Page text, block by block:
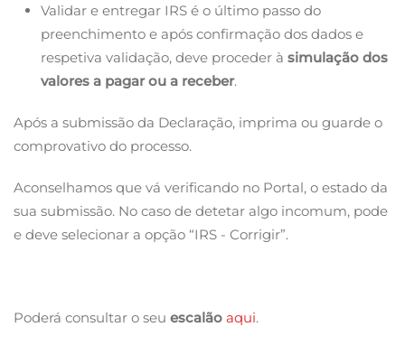
Validar e entregar IRS é o último passo do
preenchimento e após confirmação dos dados e
respetiva validação, deve proceder à simulação dos
valores a pagar ou a receber.
Após a submissão da Declaração, imprima ou guarde o
comprovativo do processo.
Aconselhamos que vá verificando no Portal, o estado da
sua submissão. No caso de detetar algo incomum, pode
e deve selecionar a opção “IRS - Corrigir”.
Poderá consultar o seu escalão aqui.